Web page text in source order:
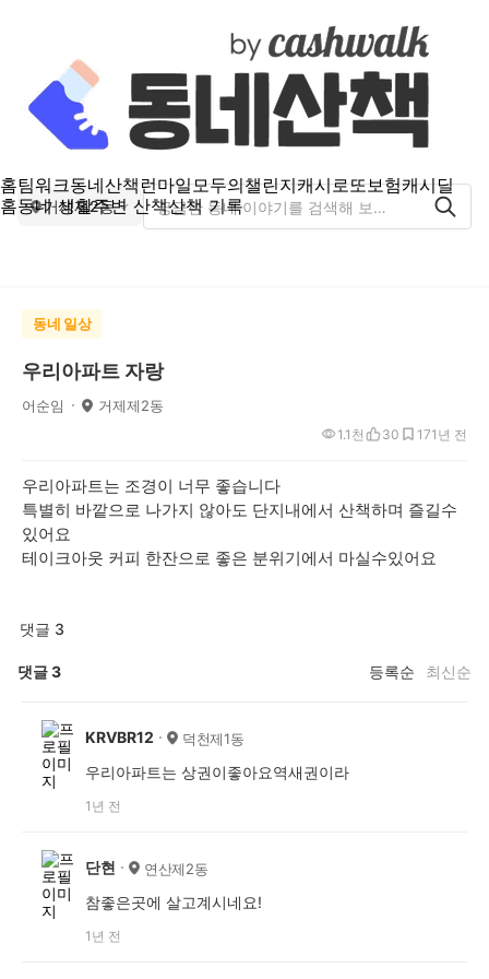
홈팀워크동네산책 런마일모두의챌린지캐시로또보험캐시딜
홈동네 생활주변 산책산책 기록
거제제2동
동네 일상
우리아파트 자랑
어순임 거제제2동
1년 전
1.1천 30 17
우리아파트는 조경이 너무 좋습니다
특별히 바깥으로 나가지 않아도 단지내에서 산책하며 즐길수
있어요
테이크아웃 커피 한잔으로 좋은 분위기에서 마실수있어요
댓글 3
댓글3 등록순 최신순
KRVBR12 덕천제1동
우리아파트는 상권이좋아요역새권이라
1년 전
단현 연산제2동
참좋은곳에 살고계시네요!
1년 전